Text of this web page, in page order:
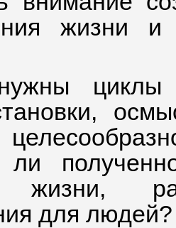
жизни и
циклы
ли
жизни,
для людей?